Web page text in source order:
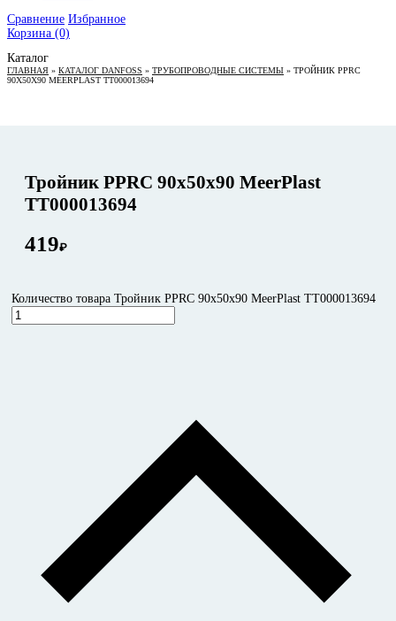
Сравнение Избранное
Корзина (0)
Каталог
ГЛАВНАЯ » КАТАЛОГ DANFOSS » ТРУБОПРОВОДНЫЕ СИСТЕМЫ » ТРОЙНИК PPRC
90X50X90 MEERPLAST ТТ000013694
Тройник PPRC 90x50x90 MeerPlast
ТТ000013694
419₽
Количество товара Тройник PPRC 90x50x90 MeerPlast ТТ000013694